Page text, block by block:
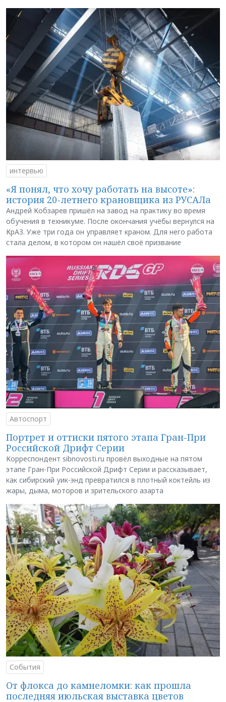
интервью
«Я понял, что хочу работать на высоте»:
история 20-летнего крановщика из РУСАЛа
Андрей Кобзарев пришёл на завод на практику во время
обучения в техникуме. После окончания учёбы вернулся на
КрАЗ. Уже три года он управляет краном. Для него работа
стала делом, в котором он нашёл своё призвание
Автоспорт
Портрет и оттиски пятого этапа Гран-При
Российской Дрифт Серии
Корреспондент sibnovosti.ru провёл выходные на пятом
этапе Гран-При Российской Дрифт Серии и рассказывает,
как сибирский уик-энд превратился в плотный коктейль из
жары, дыма, моторов и зрительского азарта
События
От флокса до камнеломки: как прошла
последняя июльская выставка цветов